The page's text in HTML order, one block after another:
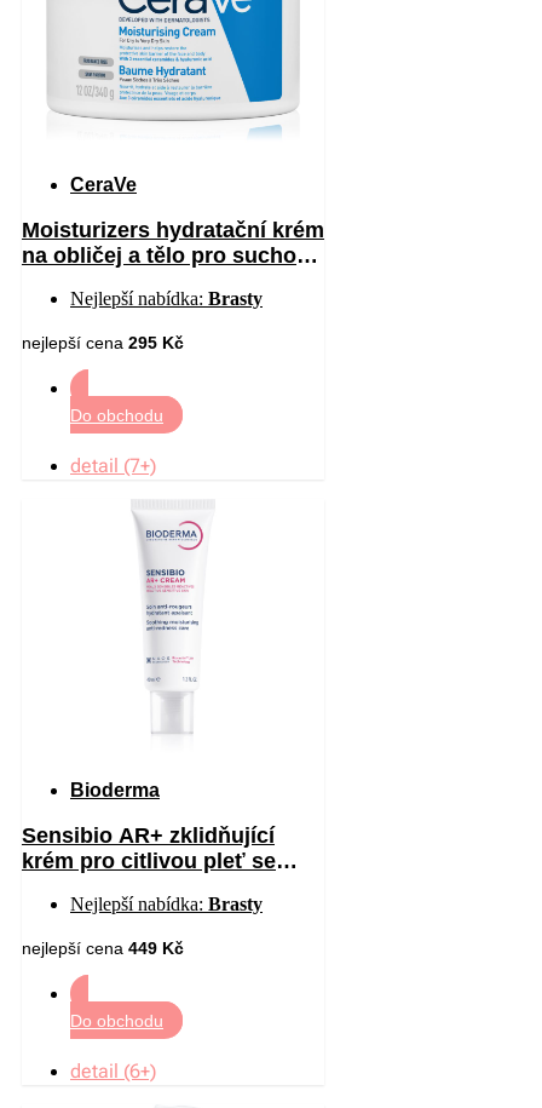
CeraVe
Moisturizers hydratační krém
na obličej a tělo pro suchou
340 gNejlepší nabídka: Brasty
nejlepší cena 295 Kč
Do obchodu
detail (7+)
Bioderma
Sensibio AR+ zklidňující
krém pro citlivou pleť se
Nejlepší nabídka: Brasty
nejlepší cena 449 Kč
Do obchodu
detail (6+)